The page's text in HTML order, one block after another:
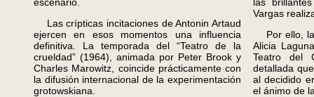
Las crípticas incitaciones de Antonin Artaud
ejercen en esos momentos una influencia
definitiva. La temporada del “Teatro de la
crueldad” (1964), animada por Peter Brook y
Charles Marowitz, coincide prácticamente con
la difusión internacional de la experimentación
grotowskiana.
Vargas
Por ello, la
Alicia
Teatro del
detallada
al decidido
el ánimo de